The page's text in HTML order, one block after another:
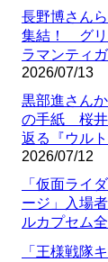
長野博さん
集結！ グリ
ラマンティ
2026/07/13
黒部進さん
の手紙 桜井
返る『ウル
2026/07/12
「仮面ライ
ージ」入場
ルカプセム
「王様戦隊